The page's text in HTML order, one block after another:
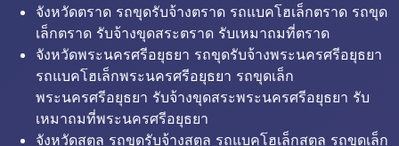
จังหวัดตราด รถขุดรับจ้างตราด รถแบคโฮเล็กตราด รถขุด
เล็กตราด รับจ้างขุดสระตราด รับเหมาถมที่ตราด
จังหวัดพระนครศรีอยุธยา รถขุดรับจ้างพระนครศรีอยุธยา
รถแบคโฮเล็กพระนครศรีอยุธยา รถขุดเล็ก
พระนครศรีอยุธยา รับจ้างขุดสระพระนครศรีอยุธยา รับ
เหมาถมที่พระนครศรีอยุธยา
จังหวัดสตูล รถขุดรับจ้างสตูล รถแบคโฮเล็กสตูล รถขุดเล็ก